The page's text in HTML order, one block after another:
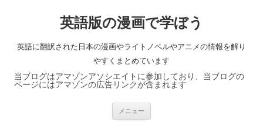
英語版の漫画で学ぼう
英語に翻訳された日本の漫画やライトノベルやアニメの情報を解り
やすくまとめています
当ブログはアマゾンアソシエイトに参加しており、当ブログの
ページにはアマゾンの広告リンクが含まれます
メニュー